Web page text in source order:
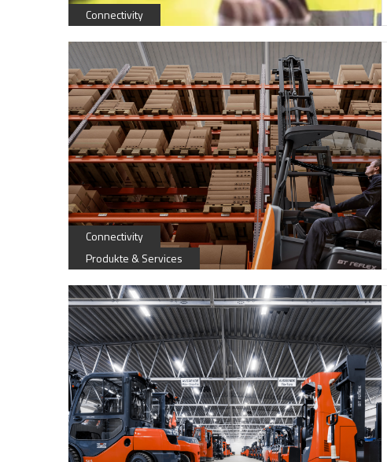
Connectivity
Connectivity
Produkte & Services